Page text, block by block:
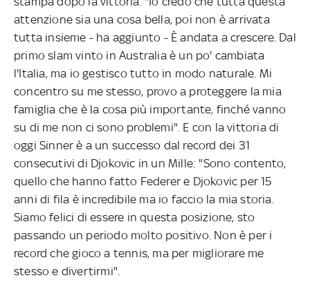
attenzione sia una cosa bella, poi non è arrivata
tutta insieme - ha aggiunto - È andata a crescere. Dal
primo slam vinto in Australia è un po' cambiata
l'Italia, ma io gestisco tutto in modo naturale. Mi
concentro su me stesso, provo a proteggere la mia
famiglia che è la cosa più importante, finché vanno
su di me non ci sono problemi". E con la vittoria di
oggi Sinner è a un successo dal record dei 31
consecutivi di Djokovic in un Mille: "Sono contento,
quello che hanno fatto Federer e Djokovic per 15
anni di fila è incredibile ma io faccio la mia storia.
Siamo felici di essere in questa posizione, sto
passando un periodo molto positivo. Non è per i
record che gioco a tennis, ma per migliorare me
stesso e divertirmi".